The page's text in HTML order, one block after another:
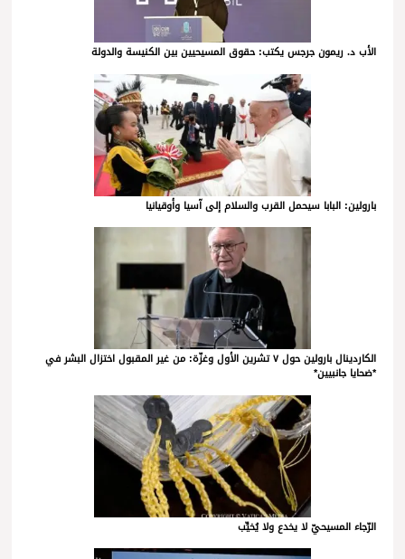
الأب د. ريمون جرجس يكتب: حقوق المسيحيين بين الكنيسة والدولة
بارولين: البابا سيحمل القرب والسلام إلى آسيا وأوقيانيا
الكاردينال بارولين حول ٧ تشرين الأول وغزّة: من غير المقبول اختزال البشر في
*ضحايا جانبيين*
الرّجاء المسيحيّ لا يخدع ولا يُخيِّب